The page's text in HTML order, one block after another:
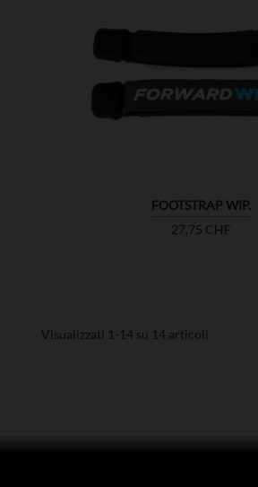
FOOTSTRAP WIP.
Prezzo
27,75 CHF
MOSTRA 
Visualizzati 1-14 su 14 articoli